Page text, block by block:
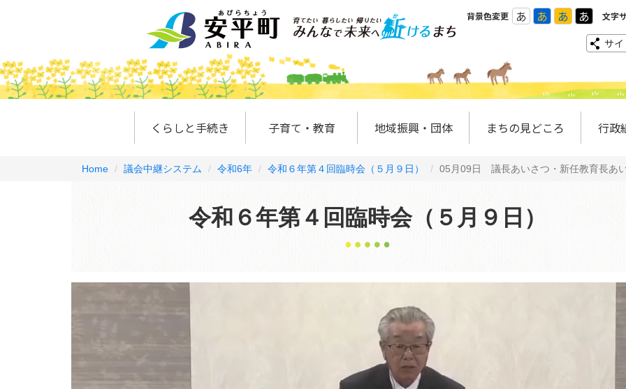
背景色変更 あ あ あ あ 文字
サ
くらしと手続き 子育て・教育 地域振興・団体 まちの見どころ 行政
Home 議会中継システム 令和6年 令和６年第４回臨時会（５月９日） 05月09日 議長あいさつ・新任教育長あ
令和６年第４回臨時会（５月９日）